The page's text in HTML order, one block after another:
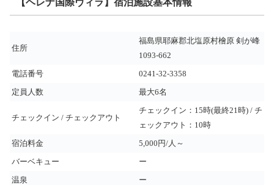
【ヘレナ国際ヴィラ】宿泊施設基本情報
住所
福島県耶麻郡北塩原村檜原 剣が峰
1093-662
電話番号 0241-32-3358
定員人数 最大6名
チェックイン / チェックアウト
チェックイン：15時(最終21時) / チ
ェックアウト：10時
宿泊料金 5,000円/人～
バーベキュー ー
温泉 ー